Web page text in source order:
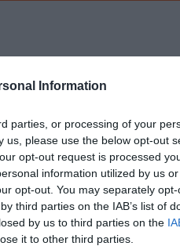
Information
parties, or processing of your
please use the below opt-out
opt-out request is processed
information utilized by us
opt-out. You may separately
third parties on the IAB’s list of
by us to third parties on the
it to other third parties.